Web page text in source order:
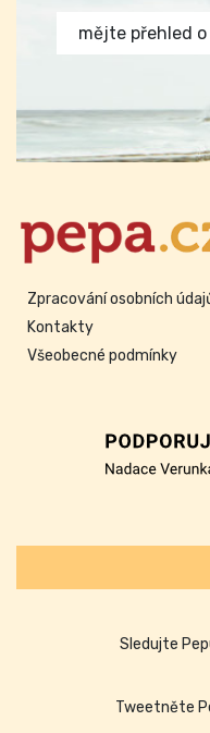
mějte přehled
Zpracování osobních
Kontakty
Všeobecné podmínky
Sledujte
Tweetněte